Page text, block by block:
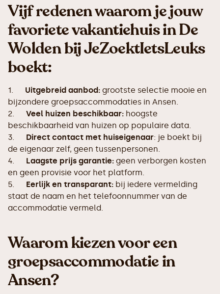
Vijf redenen waarom je jouw
favoriete vakantiehuis in De
Wolden bij JeZoektIetsLeuks
boekt:
1. Uitgebreid aanbod: grootste selectie mooie en
bijzondere groepsaccommodaties in Ansen.
2. Veel huizen beschikbaar: hoogste
beschikbaarheid van huizen op populaire data.
3. Direct contact met huiseigenaar: je boekt bij
de eigenaar zelf, geen tussenpersonen.
4. Laagste prijs garantie: geen verborgen kosten
en geen provisie voor het platform.
5. Eerlijk en transparant: bij iedere vermelding
staat de naam en het telefoonnummer van de
accommodatie vermeld.
Waarom kiezen voor een
groepsaccommodatie in
Ansen?